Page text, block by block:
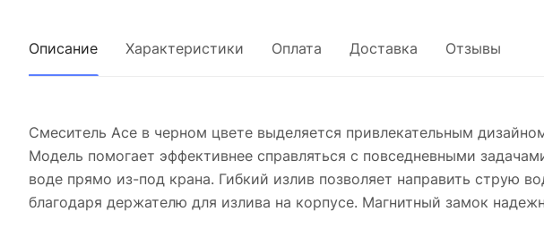
Описание Характеристики Оплата Доставка Отзывы
Смеситель Ace в черном цвете выделяется привлекательным
Модель помогает эффективнее справляться с повседневными
воде прямо из-под крана. Гибкий излив позволяет направить
благодаря держателю для излива на корпусе. Магнитный замок